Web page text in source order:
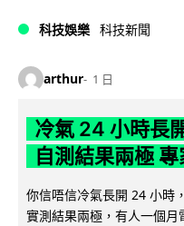
科技娛樂 科技新聞
arthur 1 日
冷氣 24 小時長
自測結果兩極
你信唔信冷氣長開 24 小時
實測結果兩極，有人一個